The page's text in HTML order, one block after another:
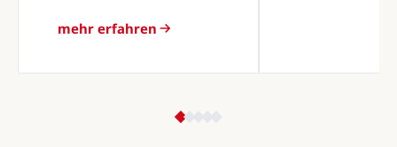
mehr erfahren